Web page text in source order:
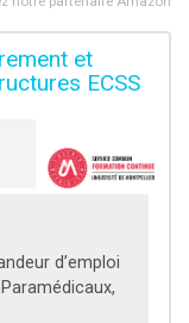
et
ECSS
d’emploi